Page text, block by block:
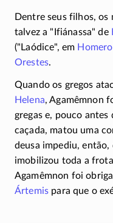
Dentre seus filhos,
talvez a "Ifiánassa" de
("Laódice", em Homero
Orestes.
Quando os gregos
Helena, Agamêmnon
gregas e, pouco
caçada, matou uma
deusa impediu, então,
imobilizou toda a
Agamêmnon foi
Ártemis para que o